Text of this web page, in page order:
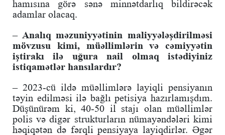
hamısına görə sənə minnətdarlıq bildirəcək
adamlar olacaq.
– Analıq məzuniyyətinin maliyyələşdirilməsi
mövzusu kimi, müəllimlərin və cəmiyyətin
iştirakı ilə uğura nail olmaq istədiyiniz
istiqamətlər hansılardır?
– 2023-cü ildə müəllimlərə layiqli pensiyanın
təyin edilməsi ilə bağlı petisiya hazırlamışdım.
Düşünürəm ki, 40-50 il stajı olan müəllimlər
polis və digər strukturların nümayəndələri kimi
həqiqətən də fərqli pensiyaya layiqdirlər. Əgər